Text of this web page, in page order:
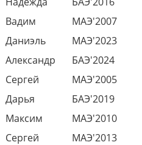
Вадим
МАЭ'2007
Даниэль
МАЭ'2023
Александр
БАЭ'2024
Сергей
МАЭ'2005
Дарья
БАЭ'2019
Максим
МАЭ'2010
Сергей
МАЭ'2013